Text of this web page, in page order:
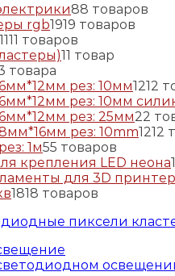
88 товаров
rgb1919 товаров
1111 товаров
11 товар
товара
рез: 10мм1212
рез: 10мм
рез: 25мм22
рез: 10mm1212
1м55 товаров
крепления LED неона
для 3D
1818 товаров
пиксели